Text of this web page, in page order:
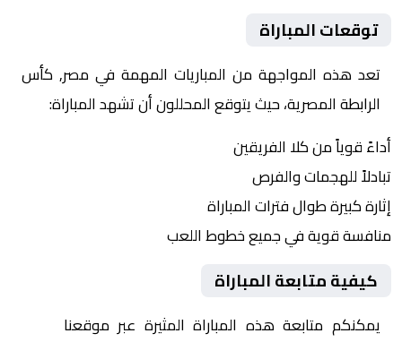
توقعات المباراة
تعد هذه المواجهة من المباريات المهمة في مصر, كأس
الرابطة المصرية، حيث يتوقع المحللون أن تشهد المباراة:
أداءً قوياً من كلا الفريقين
تبادلاً للهجمات والفرص
إثارة كبيرة طوال فترات المباراة
منافسة قوية في جميع خطوط اللعب
كيفية متابعة المباراة
يمكنكم متابعة هذه المباراة المثيرة عبر موقعنا